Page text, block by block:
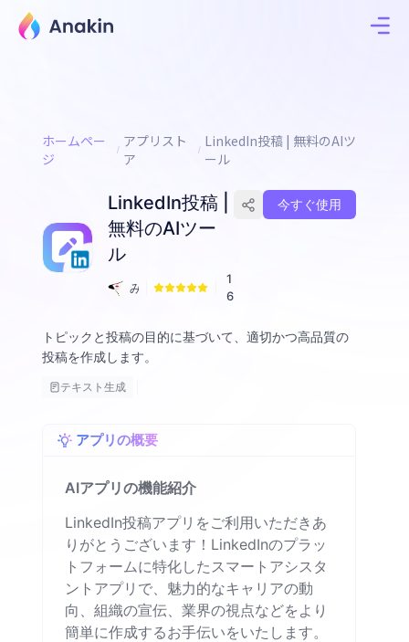
ホームペー
ジ
アプリスト
ア
LinkedIn投稿 | 無料のAIツ
ール
LinkedIn投稿 |
無料のAIツー
ル
み
1
6
今すぐ使用
トピックと投稿の目的に基づいて、適切かつ高品質の
投稿を作成します。
テキスト生成
アプリの概要
AIアプリの機能紹介
LinkedIn投稿アプリをご利用いただきあ
りがとうございます！LinkedInのプラッ
トフォームに特化したスマートアシスタ
ントアプリで、魅力的なキャリアの動
向、組織の宣伝、業界の視点などをより
簡単に作成するお手伝いをいたします。